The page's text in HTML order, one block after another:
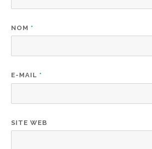
NOM *
E-MAIL *
SITE WEB